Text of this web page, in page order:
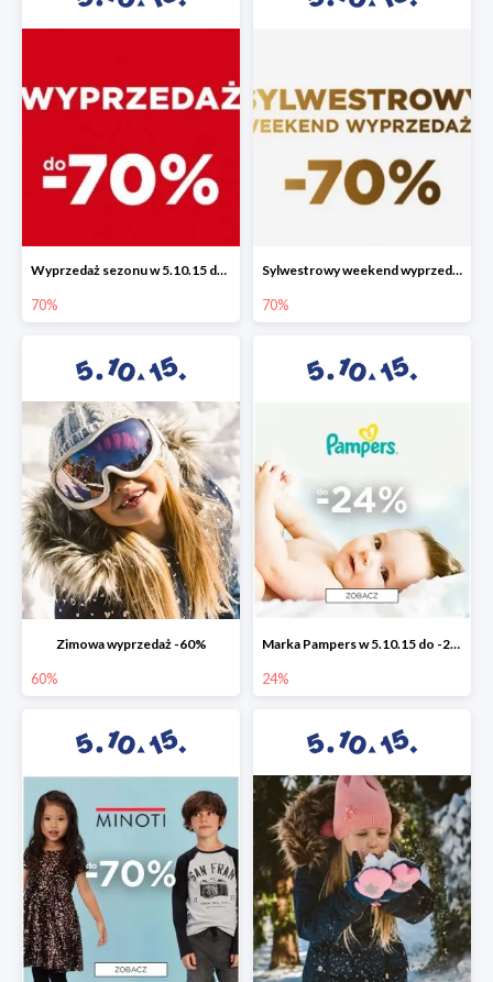
Wyprzedaż sezonu w 5.10.15 do -70%
70%
Sylwestrowy weekend wyprzedaży do -70%
70%
Zimowa wyprzedaż -60%
60%
Marka Pampers w 5.10.15 do -24%
24%